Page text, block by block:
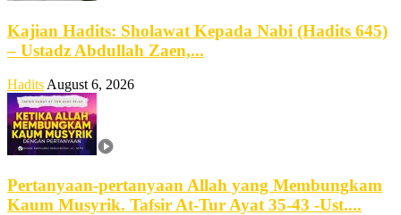
Kajian Hadits: Sholawat Kepada Nabi (Hadits 645)
– Ustadz Abdullah Zaen,...
Hadits August 6, 2026
Pertanyaan-pertanyaan Allah yang Membungkam
Kaum Musyrik. Tafsir At-Tur Ayat 35-43 -Ust....